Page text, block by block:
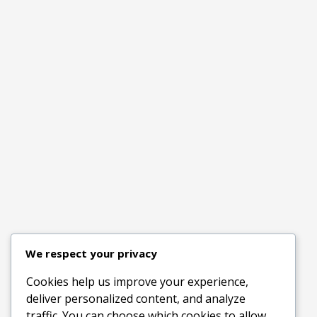
We respect your privacy
Cookies help us improve your experience,
deliver personalized content, and analyze